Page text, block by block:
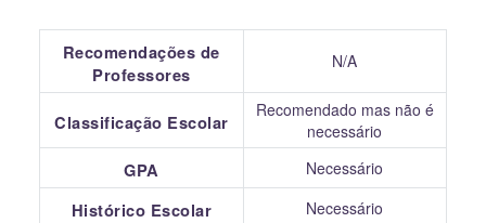
Recomendações de
Professores
N/A
Classificação Escolar
Recomendado mas não é
necessário
GPA Necessário
Histórico Escolar Necessário